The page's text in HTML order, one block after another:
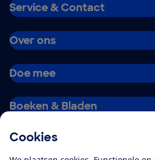
Cookies
Service & Contact
Over ons
Doe mee
Boeken & Bladen